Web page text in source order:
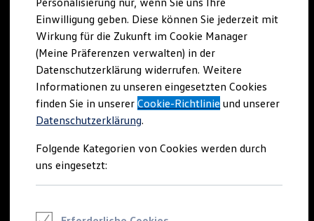
Sportwagen
Schnell verfügbare Fahrzeuge
Angebote und Produkte
Aktuelle Angebote
E-Auto-Förderung
Volkswagen Marktplatz
Die ENERGY Sondermodelle
Junge Gebrauchtwagen und Gebrauchtwagen
Volkswagen Zertifizierte Gebrauchtwagen
Elektromobilität bei Gebrauchtwagen
Saisonangebote
Reifenpakete
Leasing
Leasing-Angebote
Einwilligung geben. Diese können Sie jederzeit mit
Wirkung für die Zukunft im Cookie Manager
(Meine Präferenzen verwalten) in der
Datenschutzerklärung widerrufen. Weitere
Informationen zu unseren eingesetzten Cookies
finden Sie in unsererCookie-Richtlinie und unserer
Datenschutzerklärung.
Folgende Kategorien von Cookies werden durch
uns eingesetzt: